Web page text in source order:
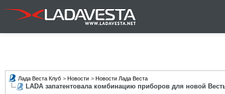
Лада Веста Клуб > Новости > Новости Лада Веста
LADA запатентовала комбинацию приборов для новой